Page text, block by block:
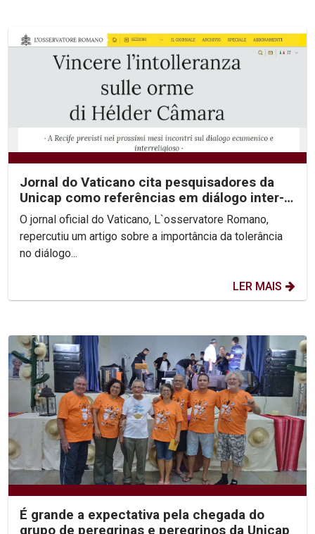
Jornal do Vaticano cita pesquisadores da
Unicap como referências em diálogo inter-
religioso
O jornal oficial do Vaticano, L`osservatore Romano,
repercutiu um artigo sobre a importância da tolerância
no diálogo...
LER MAIS
É grande a expectativa pela chegada do
grupo de peregrinas e peregrinos da Unicap